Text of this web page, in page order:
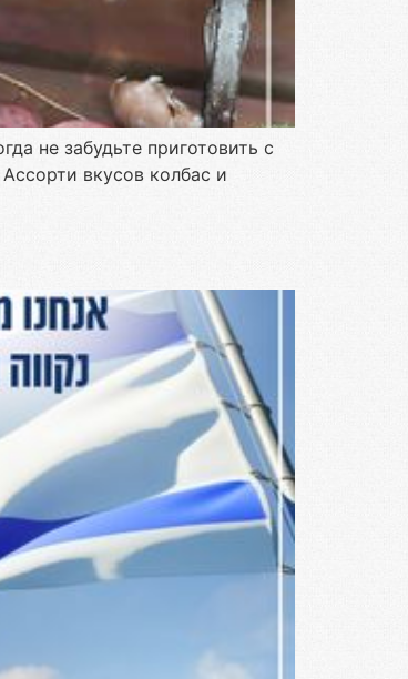
не забудьте приготовить с
вкусов колбас и